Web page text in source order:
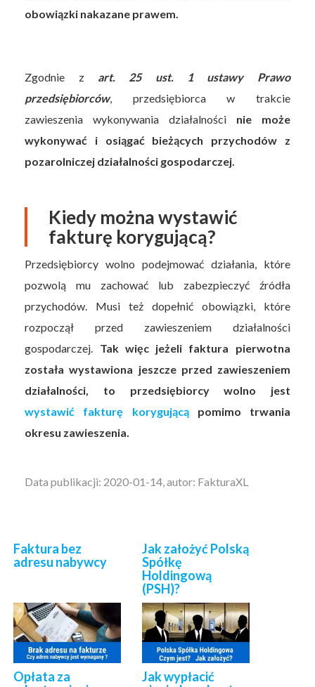
obowiązki nakazane prawem.
Zgodnie z art. 25 ust. 1 ustawy Prawo
przedsiębiorców, przedsiębiorca w trakcie
zawieszenia wykonywania działalności nie może
wykonywać i osiągać bieżących przychodów z
pozarolniczej działalności gospodarczej.
Kiedy można wystawić
fakturę korygującą?
Przedsiębiorcy wolno podejmować działania, które
pozwolą mu zachować lub zabezpieczyć źródła
przychodów. Musi też dopełnić obowiązki, które
rozpoczął przed zawieszeniem działalności
gospodarczej. Tak więc jeżeli faktura pierwotna
została wystawiona jeszcze przed zawieszeniem
działalności, to przedsiębiorcy wolno jest
wystawić fakturę korygującąpomimo trwania
okresu zawieszenia.
Data publikacji: 2020-01-14, autor: FakturaXL
Faktura bez
adresu nabywcy
Jak założyć Polską
Spółkę
Holdingową
(PSH)?
Opłata za
Jak wypłacić